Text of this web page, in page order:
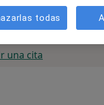
una cita
todas